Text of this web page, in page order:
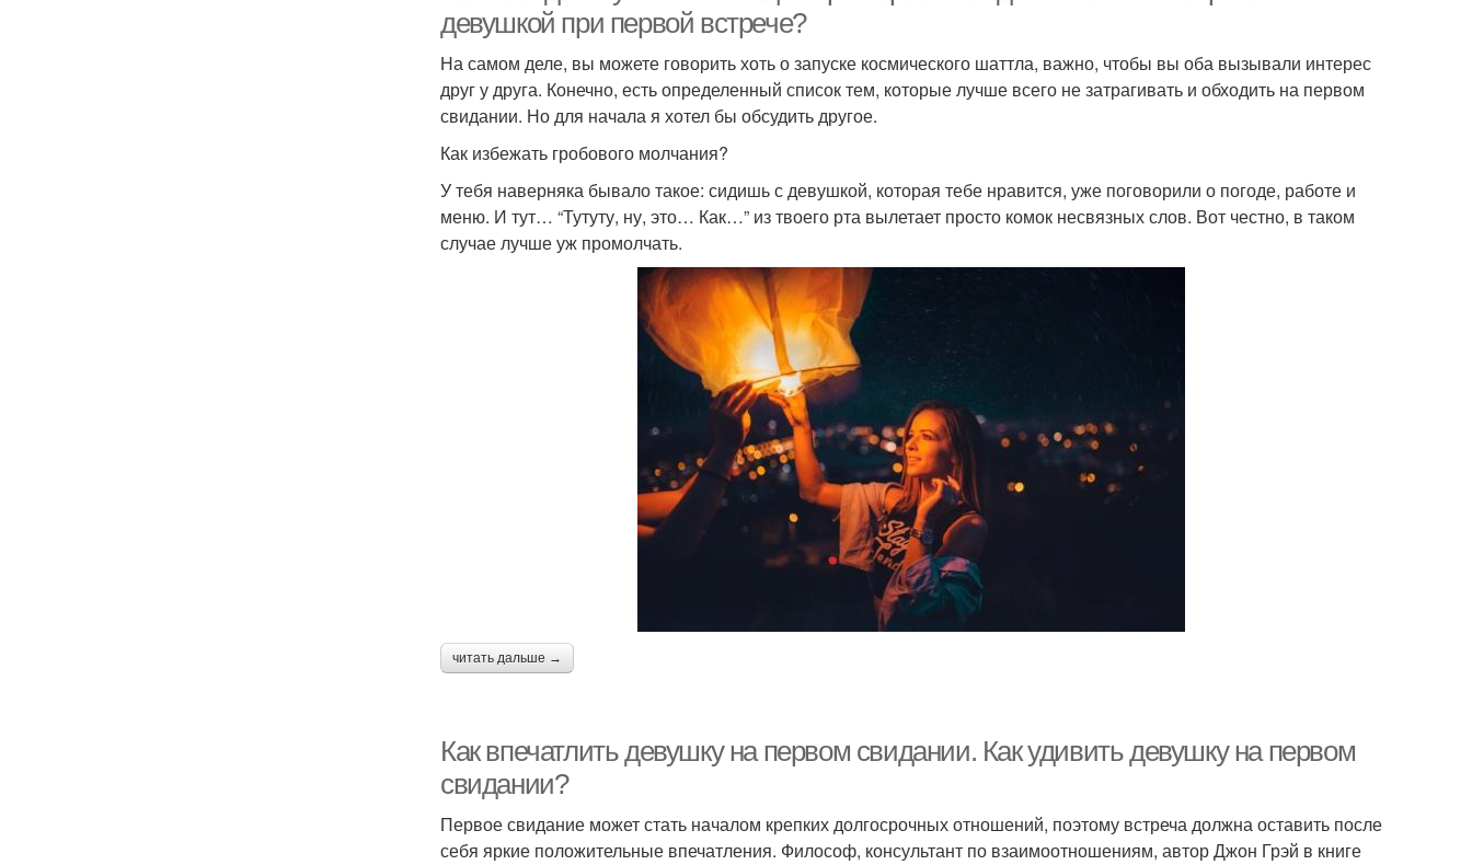
девушкой при первой встрече?
На самом деле, вы можете говорить хоть о запуске космического шаттла, важно, чтобы вы оба вызывали интерес
друг у друга. Конечно, есть определенный список тем, которые лучше всего не затрагивать и обходить на первом
свидании. Но для начала я хотел бы обсудить другое.
Как избежать гробового молчания?
У тебя наверняка бывало такое: сидишь с девушкой, которая тебе нравится, уже поговорили о погоде, работе и
меню. И тут… “Тутуту, ну, это… Как…” из твоего рта вылетает просто комок несвязных слов. Вот честно, в таком
случае лучше уж промолчать.
читать дальше →
Как впечатлить девушку на первом свидании. Как удивить девушку на первом
свидании?
Первое свидание может стать началом крепких долгосрочных отношений, поэтому встреча должна оставить после
себя яркие положительные впечатления. Философ, консультант по взаимоотношениям, автор Джон Грэй в книге